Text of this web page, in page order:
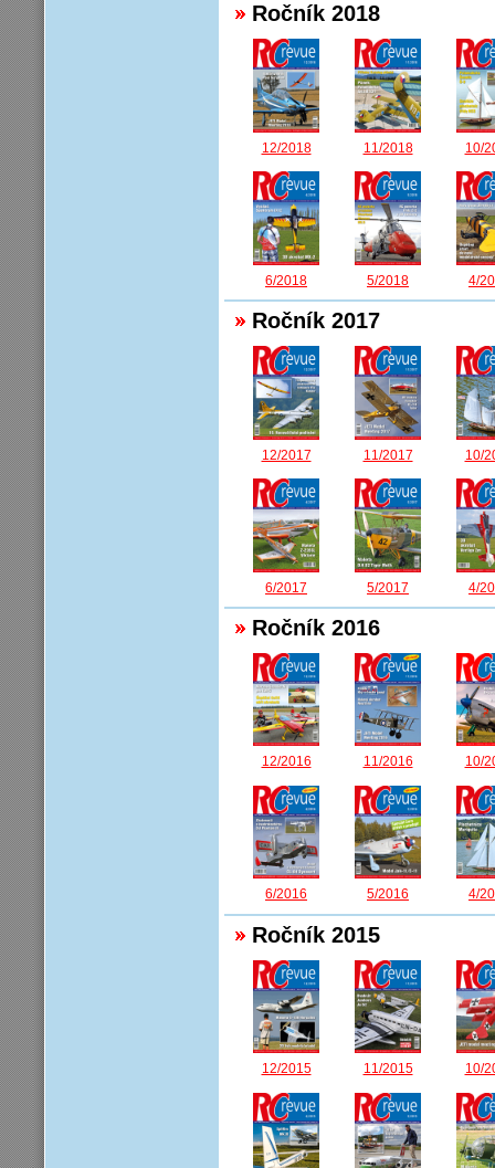
Ročník 2018
12/2018 11/2018 10/
6/2018 5/2018 4/
Ročník 2017
12/2017 11/2017 10/
6/2017 5/2017 4/
Ročník 2016
12/2016 11/2016 10/
6/2016 5/2016 4/
Ročník 2015
12/2015 11/2015 10/